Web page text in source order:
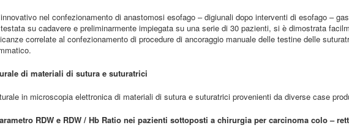
nel confezionamento di anastomosi esofago – digiunali dopo interventi di esofago –
su cadavere e preliminarmente impiegata su una serie di 30 pazienti, si è dimostrata
correlate al confezionamento di procedure di ancoraggio manuale delle testine delle
di materiali di sutura e suturatrici
in microscopia elettronica di materiali di sutura e suturatrici provenienti da diverse case
RDW e RDW / Hb Ratio nei pazienti sottoposti a chirurgia per carcinoma colo –